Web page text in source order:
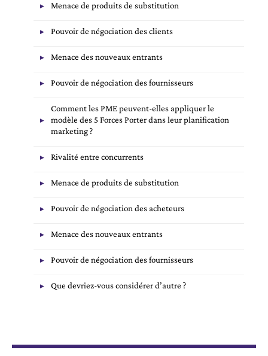
Menace de produits de substitution
Pouvoir de négociation des clients
Menace des nouveaux entrants
Pouvoir de négociation des fournisseurs
Comment les PME peuvent-elles appliquer le
modèle des 5 Forces Porter dans leur planification
marketing ?
Rivalité entre concurrents
Menace de produits de substitution
Pouvoir de négociation des acheteurs
Menace des nouveaux entrants
Pouvoir de négociation des fournisseurs
Que devriez-vous considérer d’autre ?